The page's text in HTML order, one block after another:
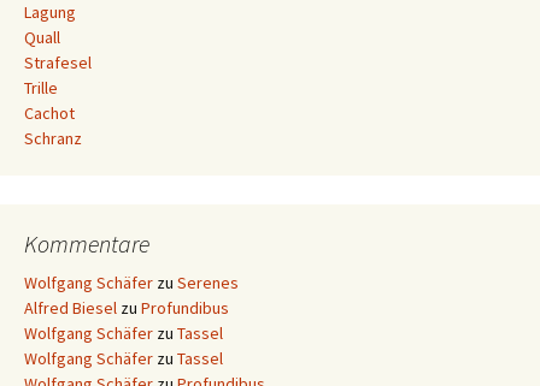
Lagung
Quall
Strafesel
Trille
Cachot
Schranz
Kommentare
Wolfgang Schäfer zu Serenes
Alfred Biesel zu Profundibus
Wolfgang Schäfer zu Tassel
Wolfgang Schäfer zu Tassel